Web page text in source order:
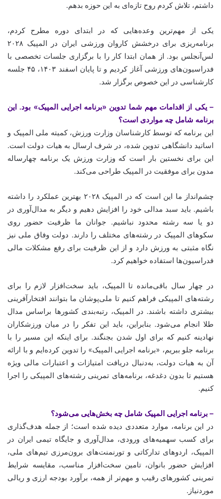
داشتم، تلاش کردم روح تازه‌ای به این حوزه بدهم.
یکی از مهم‌ترین وعده‌هایی که در ابتدای دوره مطرح کردم،
برنامه‌ریزی برای درخشش کاروان ورزشی ایران در المپیک ۲۰۲۸
لس‌آنجلس بود. از همان ابتدا کار را با برگزاری جلسات تخصصی با
فدراسیون‌های ورزشی آغاز کردیم و تا پایان اسفند ۱۴۰۳، ۴۵ جلسه
کارشناسی در این خصوص برگزار شد.
– یکی از اقدامات مهم شما تدوین «برنامه اجرایی المپیک» بود. این
برنامه شامل چه مواردی است؟
این برنامه که توسط کارشناسان وزارت ورزش، کمیته ملی المپیک و
اساتید دانشگاهی تدوین شده، در شرف ارسال به هیات دولت است.
این برای نخستین بار است که وزارت ورزش یک برنامه چهارساله
مدون برای موفقیت در المپیک طراحی می‌کند.
چشم‌انداز ما این است که در المپیک ۲۰۲۸ بهترین عملکرد را داشته
باشیم. باید سبد مدالی خود را افزایش دهیم و دیگر به مدال‌آوری در
دو یا سه رشته محدود نباشیم. جوانان ما ظرفیت حضور روی
سکوهای المپیک در رشته‌های مختلف را دارند. دولت وفاق ملی نیز
نگاه مثبتی به ورزش دارد و از این ظرفیت برای رفع مشکلات مالی
فدراسیون‌ها استفاده خواهیم کرد.
در چهار سال باقی‌مانده تا المپیک، باید سخت‌افزار لازم را برای
رشته‌های المپیکی فراهم کنیم تا ملی‌پوشان ما بتوانند افتخارآفرینی
بیشتری داشته باشند. در المپیک، رتبه‌بندی کشورها براساس مدال
طلا انجام می‌شود. بنابراین، باید این تفکر را در میان ورزشکاران
نهادینه کنیم که برای اول شدن بجنگند. برای اینکه این مسیر را با
برنامه جلو ببریم، «برنامه اجرایی المپیک» را تدوین کرده‌ایم و با ارائه
آن به هیات دولت، به‌دنبال دریافت امتیازات و اعتبارات مالی ویژه
هستیم تا بدون دغدغه، برنامه‌های تمرینی رشته‌های المپیکی را اجرا
کنیم.
– برنامه اجرایی المپیک شامل چه بخش‌هایی می‌شود؟
در این برنامه، موارد متعددی دیده شده است؛ از جمله هدف‌گذاری
برای کسب سهمیه‌های ورودی، مدال‌آوری و جایگاه تیمی ایران در
المپیک، اردوهای تدارکاتی و تورنمنت‌های برون‌مرزی تیم‌های ملی،
افزایش حضور بانوان، تامین سخت‌افزار مناسب، مقایسه شرایط
تمرینی کشورهای رقیب و مهم‌تر از همه، برآورد بودجه ارزی و ریالی
موردنیاز.